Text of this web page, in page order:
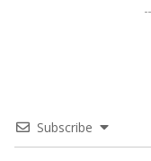
Subscribe